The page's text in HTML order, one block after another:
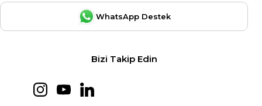
WhatsApp Destek
Bizi Takip Edin